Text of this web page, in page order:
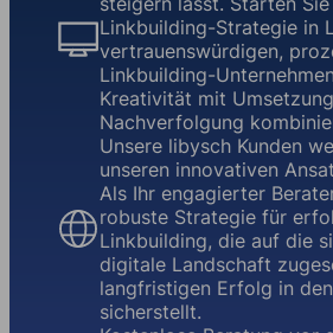
Linkbuilding-Strategie in
vertrauenswürdigen,
Linkbuilding-
Kreativität mit
Nachverfolgung
Unsere libysch Kunden
unseren innovativen
Als Ihr engagierter
robuste Strategie für
Linkbuilding, die auf die
digitale Landschaft
langfristigen Erfolg in
sicherstellt.